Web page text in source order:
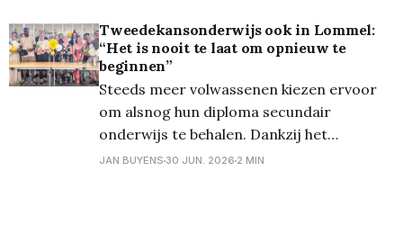
Tweedekansonderwijs ook in Lommel:
“Het is nooit te laat om opnieuw te
beginnen”
Steeds meer volwassenen kiezen ervoor
om alsnog hun diploma secundair
onderwijs te behalen. Dankzij het
tweedekansonderwijs (TKO) van CVO
JAN BUYENS 30 JUN. 2026 2 MIN